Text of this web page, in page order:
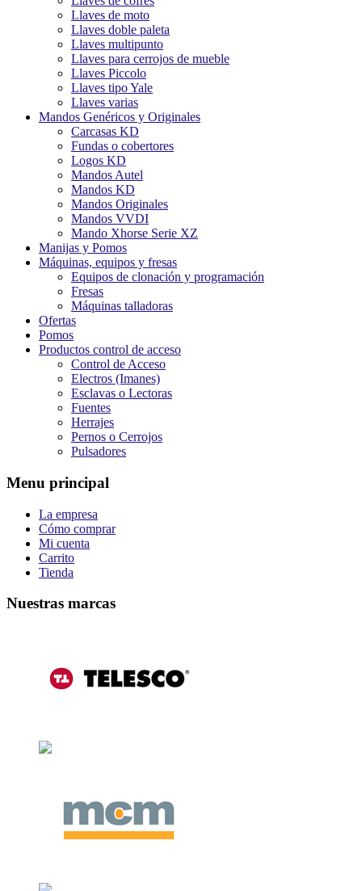
Llaves de moto
Llaves doble paleta
Llaves multipunto
Llaves para cerrojos de mueble
Llaves Piccolo
Llaves tipo Yale
Llaves varias
Mandos Genéricos y Originales
Carcasas KD
Fundas o cobertores
Logos KD
Mandos Autel
Mandos KD
Mandos Originales
Mandos VVDI
Mando Xhorse Serie XZ
Manijas y Pomos
Máquinas, equipos y fresas
Equipos de clonación y programación
Fresas
Máquinas talladoras
Ofertas
Pomos
Productos control de acceso
Control de Acceso
Electros (Imanes)
Esclavas o Lectoras
Fuentes
Herrajes
Pernos o Cerrojos
Pulsadores
Menu principal
La empresa
Cómo comprar
Mi cuenta
Carrito
Tienda
Nuestras marcas